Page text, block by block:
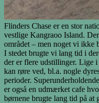
Flinders Chase er en stor
vestlige Kangraoo Island.
området – men noget vi ikke
I stedet brugte vi lang tid i
der er flere udstillinger. Lige i
kan røre ved, bl.a. nogle
perioder.
er også en udmærket cafe
børnene brugte lang tid på at